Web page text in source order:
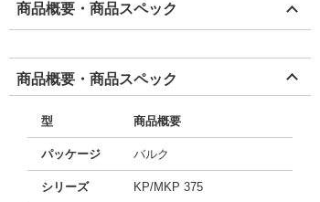
商品概要・商品スペック
商品概要・商品スペック
型 商品概要
パッケージ バルク
シリーズ KP/MKP 375